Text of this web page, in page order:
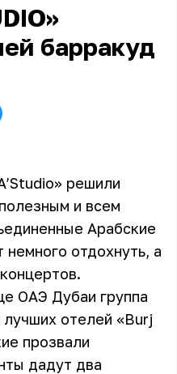
барракуд
решили
и всем
Арабские
отдохнуть, а
ОАЭ Дубаи группа
лучших отелей «Burj
прозвали
дадут два